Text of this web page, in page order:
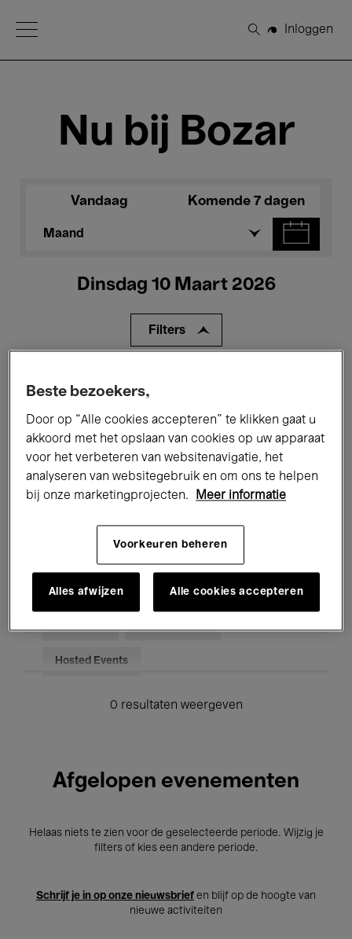
Open Menu
Zoeken
Inloggen
Nu bij Bozar
Vandaag Komende 7 dagen
Maand
Dinsdag 10 Maart 2026
Filters
Tentoonstellingen Films
Performances Lezingen & Debatten
Jazz Klassieke Muziek Global Music
Elektronische Muziek
Voor iedereen Kids’ Palace
Hosted Events
0 resultaten weergeven
Afgelopen evenementen
Helaas niets te zien voor de geselecteerde periode. Wijzig je
filters of kies een andere periode.
Schrijf je in op onze nieuwsbrief en blijf op de hoogte van
nieuwe activiteiten
Beste bezoekers,
Door op “Alle cookies accepteren” te klikken gaat u
akkoord met het opslaan van cookies op uw apparaat
voor het verbeteren van websitenavigatie, het
analyseren van websitegebruik en om ons te helpen
bij onze marketingprojecten.
Meer informatie
Voorkeuren beheren
Alles afwijzen Alle cookies accepteren